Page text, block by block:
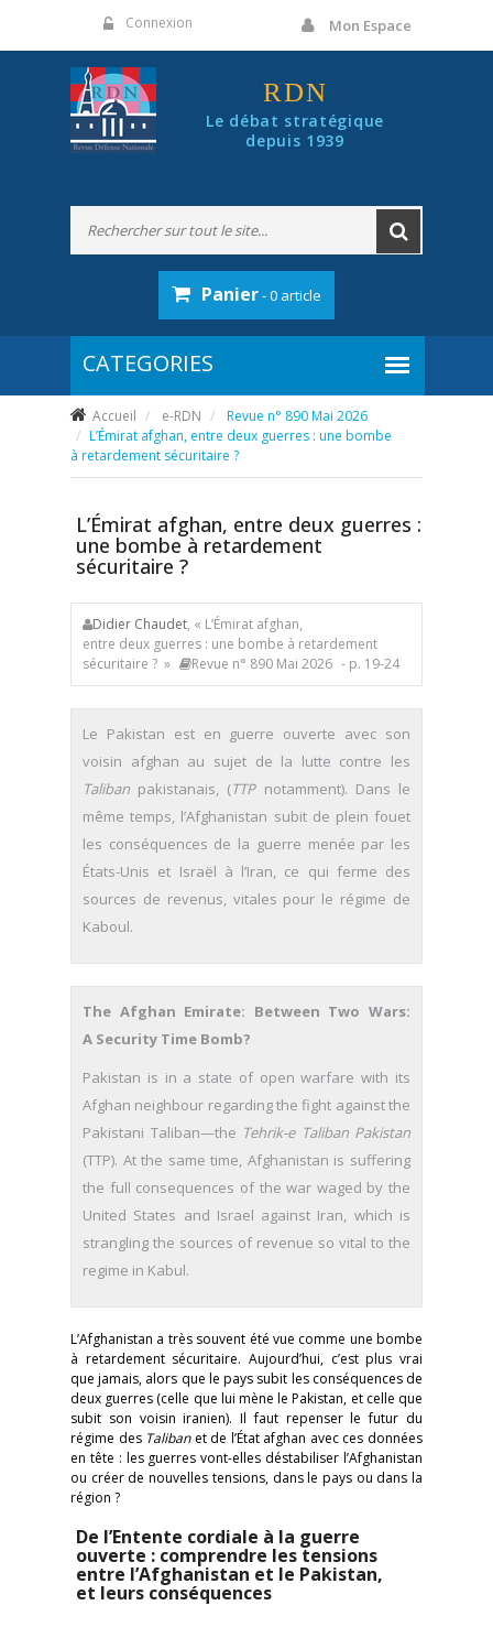
Connexion Mon Espace
RDN
Le débat stratégique
depuis 1939
Panier- 0 article
Accueil e-RDN
Revue n° 890 Mai 2026
L’Émirat afghan, entre deux guerres : une bombe
à retardement sécuritaire ?
L’Émirat afghan, entre deux guerres :
une bombe à retardement
sécuritaire ?
Didier Chaudet, « L’Émirat afghan,
entre deux guerres : une bombe à retardement
sécuritaire ? »
Revue n° 890 Mai 2026 - p. 19-24
Le Pakistan est en guerre ouverte avec son
voisin afghan au sujet de la lutte contre les
Taliban pakistanais, (TTP notamment). Dans le
même temps, l’Afghanistan subit de plein fouet
les conséquences de la guerre menée par les
États-Unis et Israël à l’Iran, ce qui ferme des
sources de revenus, vitales pour le régime de
Kaboul.
The Afghan Emirate: Between Two Wars:
A Security Time Bomb?
Pakistan is in a state of open warfare with its
Afghan neighbour regarding the fight against the
Pakistani Taliban—the Tehrik-e Taliban Pakistan
(TTP). At the same time, Afghanistan is suffering
the full consequences of the war waged by the
United States and Israel against Iran, which is
strangling the sources of revenue so vital to the
regime in Kabul.
L’Afghanistan a très souvent été vue comme une bombe
à retardement sécuritaire. Aujourd’hui, c’est plus vrai
que jamais, alors que le pays subit les conséquences de
deux guerres (celle que lui mène le Pakistan, et celle que
subit son voisin iranien). Il faut repenser le futur du
régime des Talibanet de l’État afghan avec ces données
en tête : les guerres vont-elles déstabiliser l’Afghanistan
ou créer de nouvelles tensions, dans le pays ou dans la
région ?
De l’Entente cordiale à la guerre
ouverte : comprendre les tensions
entre l’Afghanistan et le Pakistan,
et leurs conséquences